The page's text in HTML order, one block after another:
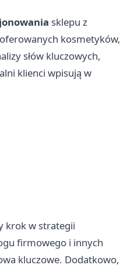
sklepu z
kosmetyków,
słów kluczowych,
klienci wpisują w
krok w strategii
firmowego i innych
kluczowe. Dodatkowo,